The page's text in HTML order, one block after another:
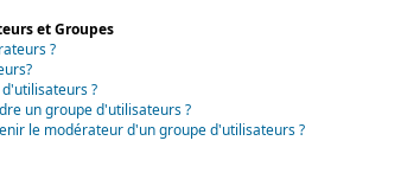
et Groupes
?
?
un groupe d'utilisateurs ?
le modérateur d'un groupe d'utilisateurs ?